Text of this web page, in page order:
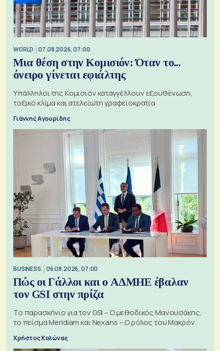
WORLD 07.08.2026, 07:00
Μια θέση στην Κομισιόν: Όταν το...
όνειρο γίνεται εφιάλτης
Υπάλληλοι της Κομισιόν καταγγέλλουν εξουθένωση,
τοξικό κλίμα και ατελείωτη γραφειοκρατία
Γιάννης Αγουρίδης
BUSINESS 06.08.2026, 07:00
Πώς οι Γάλλοι και ο ΑΔΜΗΕ έβαλαν
τον GSI στην πρίζα
Το παρασκήνιο για τον GSI – Ο μεθοδικός Μανουσάκης,
το πείσμα Meridiam και Nexans – Ο ρόλος του Μακρόν
Χρήστος Κολώνας